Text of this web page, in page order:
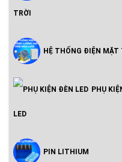
TRỜI
HỆ THỐNG ĐIỆN MẶT
PHỤ
LED
PIN LITHIUM